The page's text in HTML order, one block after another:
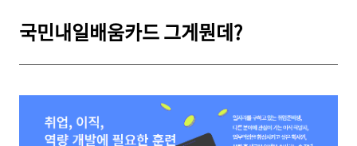
국민내일배움카드 그게뭔데?